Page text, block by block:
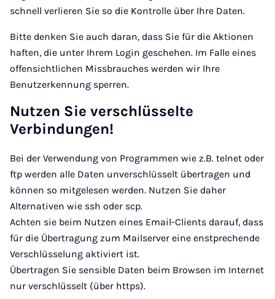
schnell verlieren Sie so die Kontrolle über Ihre Daten.
Bitte denken Sie auch daran, dass Sie für die Aktionen
haften, die unter Ihrem Login geschehen. Im Falle eines
offensichtlichen Missbrauches werden wir Ihre
Benutzerkennung sperren.
Nutzen Sie verschlüsselte
Verbindungen!
Bei der Verwendung von Programmen wie z.B. telnet oder
ftp werden alle Daten unverschlüsselt übertragen und
können so mitgelesen werden. Nutzen Sie daher
Alternativen wie ssh oder scp.
Achten sie beim Nutzen eines Email-Clients darauf, dass
für die Übertragung zum Mailserver eine enstprechende
Verschlüsselung aktiviert ist.
Übertragen Sie sensible Daten beim Browsen im Internet
nur verschlüsselt (über https).